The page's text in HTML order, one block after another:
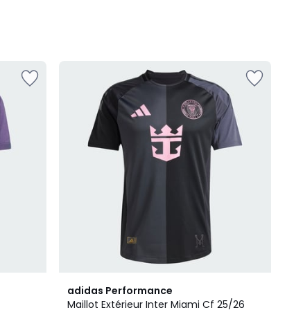
adidas Performance
Maillot Extérieur Inter Miami Cf 25/26